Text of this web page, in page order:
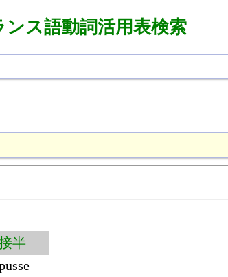
ンス語動詞活用表検索
半